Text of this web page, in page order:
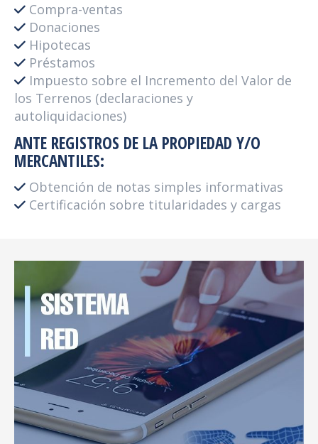
Compra-ventas
Donaciones
Hipotecas
Préstamos
Impuesto sobre el Incremento del Valor de
los Terrenos (declaraciones y
autoliquidaciones)
ANTE REGISTROS DE LA PROPIEDAD Y/O
MERCANTILES:
Obtención de notas simples informativas
Certificación sobre titularidades y cargas